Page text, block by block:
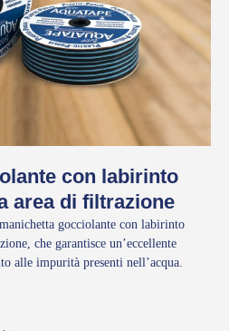
con labirinto
area di filtrazione
gocciolante con labirinto
che garantisce un’eccellente
alle impurità presenti nell’acqua.